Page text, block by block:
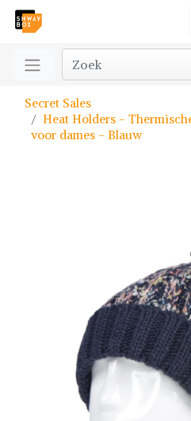
Secret Sales
Heat Holders -
voor dames - Blauw